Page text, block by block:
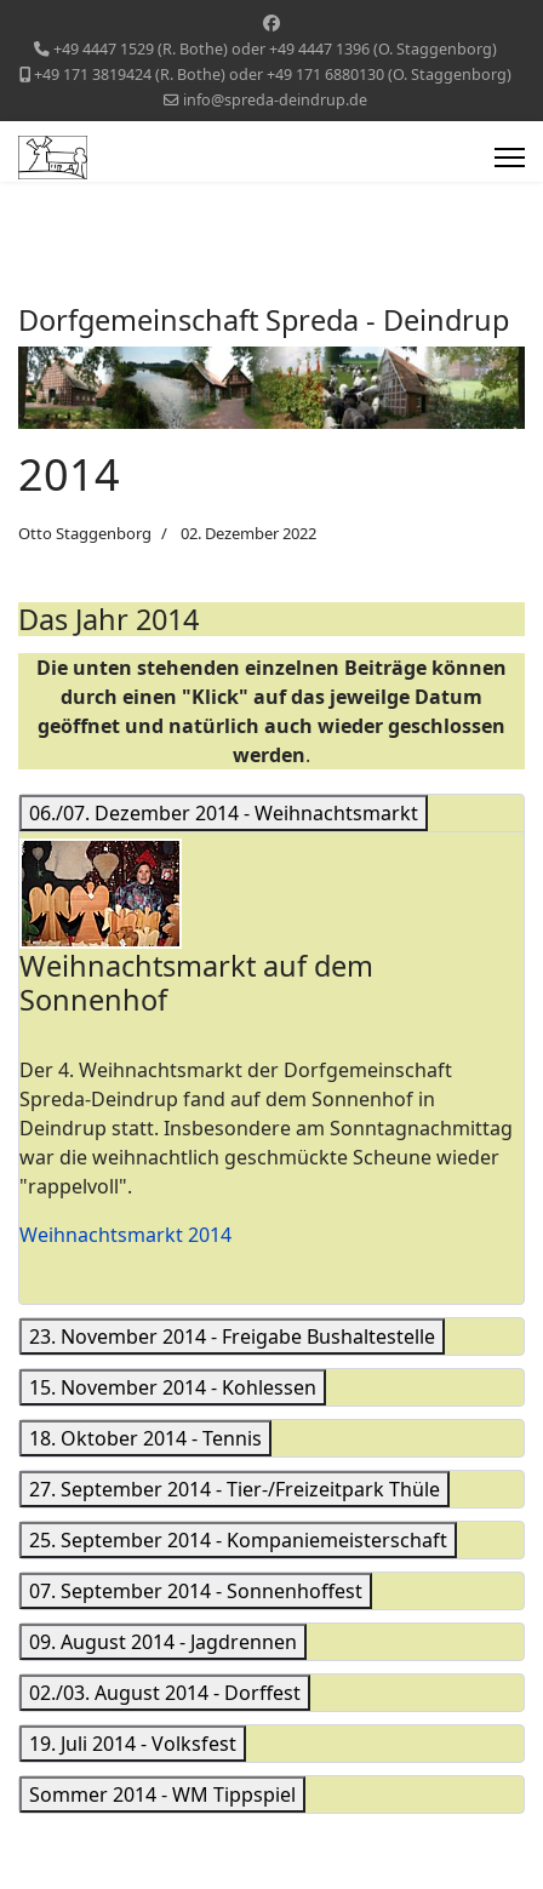
+49 4447 1529 (R. Bothe) oder +49 4447 1396 (O. Staggenborg)
+49 171 3819424 (R. Bothe) oder +49 171 6880130 (O. Staggenborg)
info@spreda-deindrup.de
Dorfgemeinschaft Spreda - Deindrup
2014
Otto Staggenborg 02. Dezember 2022
Das Jahr 2014
Die unten stehenden einzelnen Beiträge können
durch einen "Klick" auf das jeweilge Datum
geöffnet und natürlich auch wieder geschlossen
werden.
06./07. Dezember 2014 - Weihnachtsmarkt
Weihnachtsmarkt auf dem
Sonnenhof
Der 4. Weihnachtsmarkt der Dorfgemeinschaft
Spreda-Deindrup fand auf dem Sonnenhof in
Deindrup statt. Insbesondere am Sonntagnachmittag
war die weihnachtlich geschmückte Scheune wieder
"rappelvoll".
Weihnachtsmarkt 2014
23. November 2014 - Freigabe Bushaltestelle
15. November 2014 - Kohlessen
18. Oktober 2014 - Tennis
27. September 2014 - Tier-/Freizeitpark Thüle
25. September 2014 - Kompaniemeisterschaft
07. September 2014 - Sonnenhoffest
09. August 2014 - Jagdrennen
02./03. August 2014 - Dorffest
19. Juli 2014 - Volksfest
Sommer 2014 - WM Tippspiel